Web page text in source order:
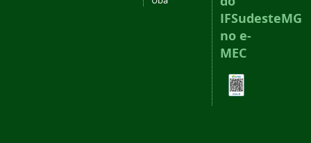
IFSudesteMG
no e-
MEC